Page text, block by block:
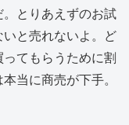
とりあえずのお試
いと売れないよ。ど
てもらうために割
当に商売が下手。